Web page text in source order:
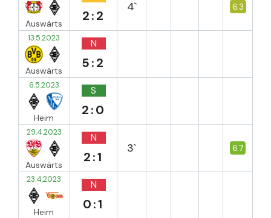
Auswärts 2:2
4` 6.3
13.5.2023
Auswärts
N
5:2
6.5.2023
Heim
S
2:0
29.4.2023
Auswärts
N
2:1
3` 6.7
23.4.2023
Heim
N
0:1